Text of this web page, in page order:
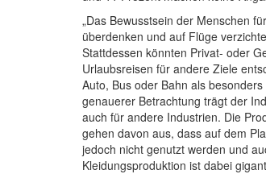
„Das Bewusstsein der Menschen
überdenken und auf Flüge
Stattdessen könnten Privat- oder
Urlaubsreisen für andere Ziele
Auto, Bus oder Bahn als
genauerer Betrachtung trägt der
auch für andere Industrien. Die
gehen davon aus, dass auf dem
jedoch nicht genutzt werden und
Kleidungsproduktion ist dabei